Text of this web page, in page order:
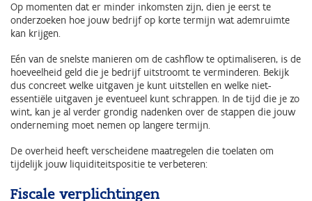
Op momenten dat er minder inkomsten zijn, dien je eerst te
onderzoeken hoe jouw bedrijf op korte termijn wat ademruimte
kan krijgen.
Eén van de snelste manieren om de cashflow te optimaliseren, is de
hoeveelheid geld die je bedrijf uitstroomt te verminderen. Bekijk
dus concreet welke uitgaven je kunt uitstellen en welke niet-
essentiële uitgaven je eventueel kunt schrappen. In de tijd die je zo
wint, kan je al verder grondig nadenken over de stappen die jouw
onderneming moet nemen op langere termijn.
De overheid heeft verscheidene maatregelen die toelaten om
tijdelijk jouw liquiditeitspositie te verbeteren:
Fiscale verplichtingen